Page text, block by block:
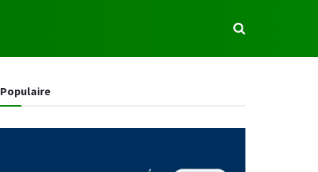
Populaire